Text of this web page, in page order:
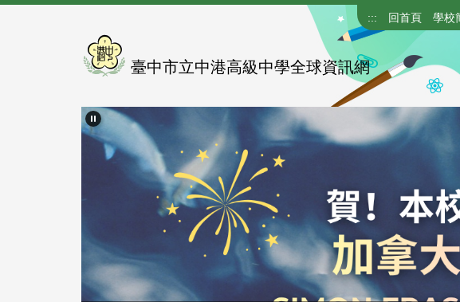
臺中市立中港高級中學全球資訊網
::: 回首頁 學校